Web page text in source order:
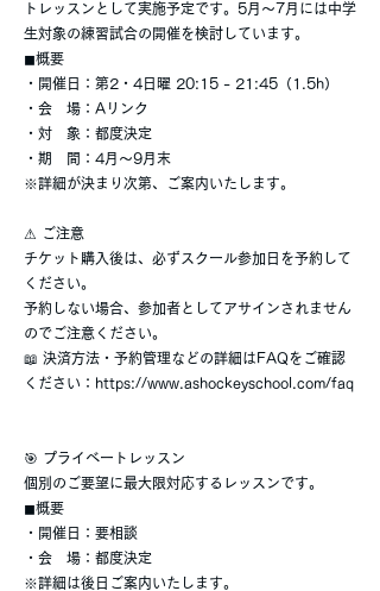
トレッスンとして実施予定です。5月〜7月には中学
生対象の練習試合の開催を検討しています。
◼︎概要
・開催日：第2・4日曜 20:15 - 21:45（1.5h）
・会 場：Aリンク
・対 象：都度決定
・期 間：4月〜9月末
※詳細が決まり次第、ご案内いたします。
⚠ ご注意
チケット購入後は、必ずスクール参加日を予約して
ください。
予約しない場合、参加者としてアサインされません
のでご注意ください。
📖 決済方法・予約管理などの詳細はFAQをご確認
ください： https://www.ashockeyschool.com/faq
🎯 プライベートレッスン
個別のご要望に最大限対応するレッスンです。
◼︎概要
・開催日：要相談
・会 場：都度決定
※詳細は後日ご案内いたします。